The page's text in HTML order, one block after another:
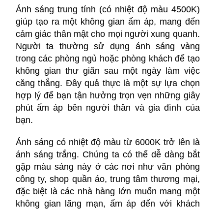
Ánh sáng trung tính (có nhiệt độ màu 4500K)
giúp tạo ra một không gian ấm áp, mang đến
cảm giác thân mật cho mọi người xung quanh.
Người ta thường sử dụng ánh sáng vàng
trong các phòng ngủ hoặc phòng khách để tạo
không gian thư giãn sau một ngày làm việc
căng thẳng. Đây quả thực là một sự lựa chọn
hợp lý để bạn tận hưởng trọn vẹn những giây
phút ấm áp bên người thân và gia đình của
bạn.
Ánh sáng có nhiệt độ màu từ 6000K trở lên là
ánh sáng trắng. Chúng ta có thể dễ dàng bắt
gặp màu sáng này ở các nơi như văn phòng
công ty, shop quần áo, trung tâm thương mại,
đặc biệt làcác nhà hàng lớn muốn mang một
không gian lãng mạn, ấm áp đến với khách